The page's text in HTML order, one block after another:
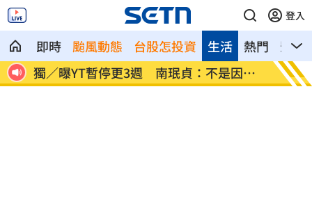
登入
即時 颱風動態 台股怎投資 熱門 影音
生活
李李仁慶祝父親節！合體大尾油土伯網看
傻
小孩